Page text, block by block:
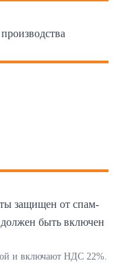
защищен от спам-
должен быть включен
и включают НДС 22%.